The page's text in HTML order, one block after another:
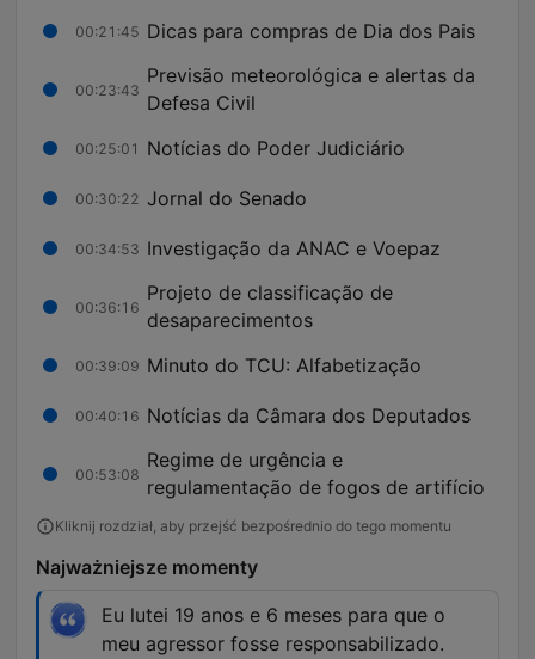
00:21:45 Dicas para compras de Dia dos Pais
00:23:43
Previsão meteorológica e alertas da
Defesa Civil
00:25:01 Notícias do Poder Judiciário
00:30:22 Jornal do Senado
00:34:53 Investigação da ANAC e Voepaz
00:36:16
Projeto de classificação de
desaparecimentos
00:39:09 Minuto do TCU: Alfabetização
00:40:16 Notícias da Câmara dos Deputados
00:53:08
Regime de urgência e
regulamentação de fogos de artifício
Kliknij rozdział, aby przejść bezpośrednio do tego momentu
Najważniejsze momenty
Eu lutei 19 anos e 6 meses para que o
meu agressor fosse responsabilizado.